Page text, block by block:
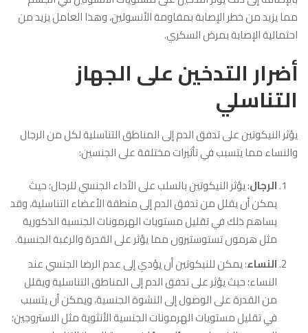
مما يزيد من خطر الإصابة بمقاومة الأنسولين، وهذا العامل يزيد من
احتمالية الإصابة بمرض السكري.
أضرار التدخين على الجهاز
التناسلي
يؤثر النيكوتين على تدفق الدم إلى المناطق التناسلية لكل من الرجال
والنساء مما يتسبب في تأثيرات مختلفة على الجنسين:
الرجال: يؤثر النيكوتين بالسلب على الأداء الجنسي للرجال؛ حيث
يمكن أن يقلل من تدفق الدم إلى منطقة الأعضاء التناسلية، وقد
يساهم ذلك في تقليل مستويات الهرمونات الجنسية الذكورية
مثل هرمون تستوستيرون مما يؤثر على القدرة والرغبة الجنسية.
النساء: يمكن للنيكوتين أن يؤدي إلى عدم الرضا الجنسي عند
النساء؛ حيث يؤثر على تدفق الدم إلى المناطق التناسلية ويقلل
من القدرة على الوصول إلى النشوة الجنسية، ويمكن أن يتسبب
في تقليل مستويات الهرمونات الجنسية الأنثوية مثل الاستروجين؛